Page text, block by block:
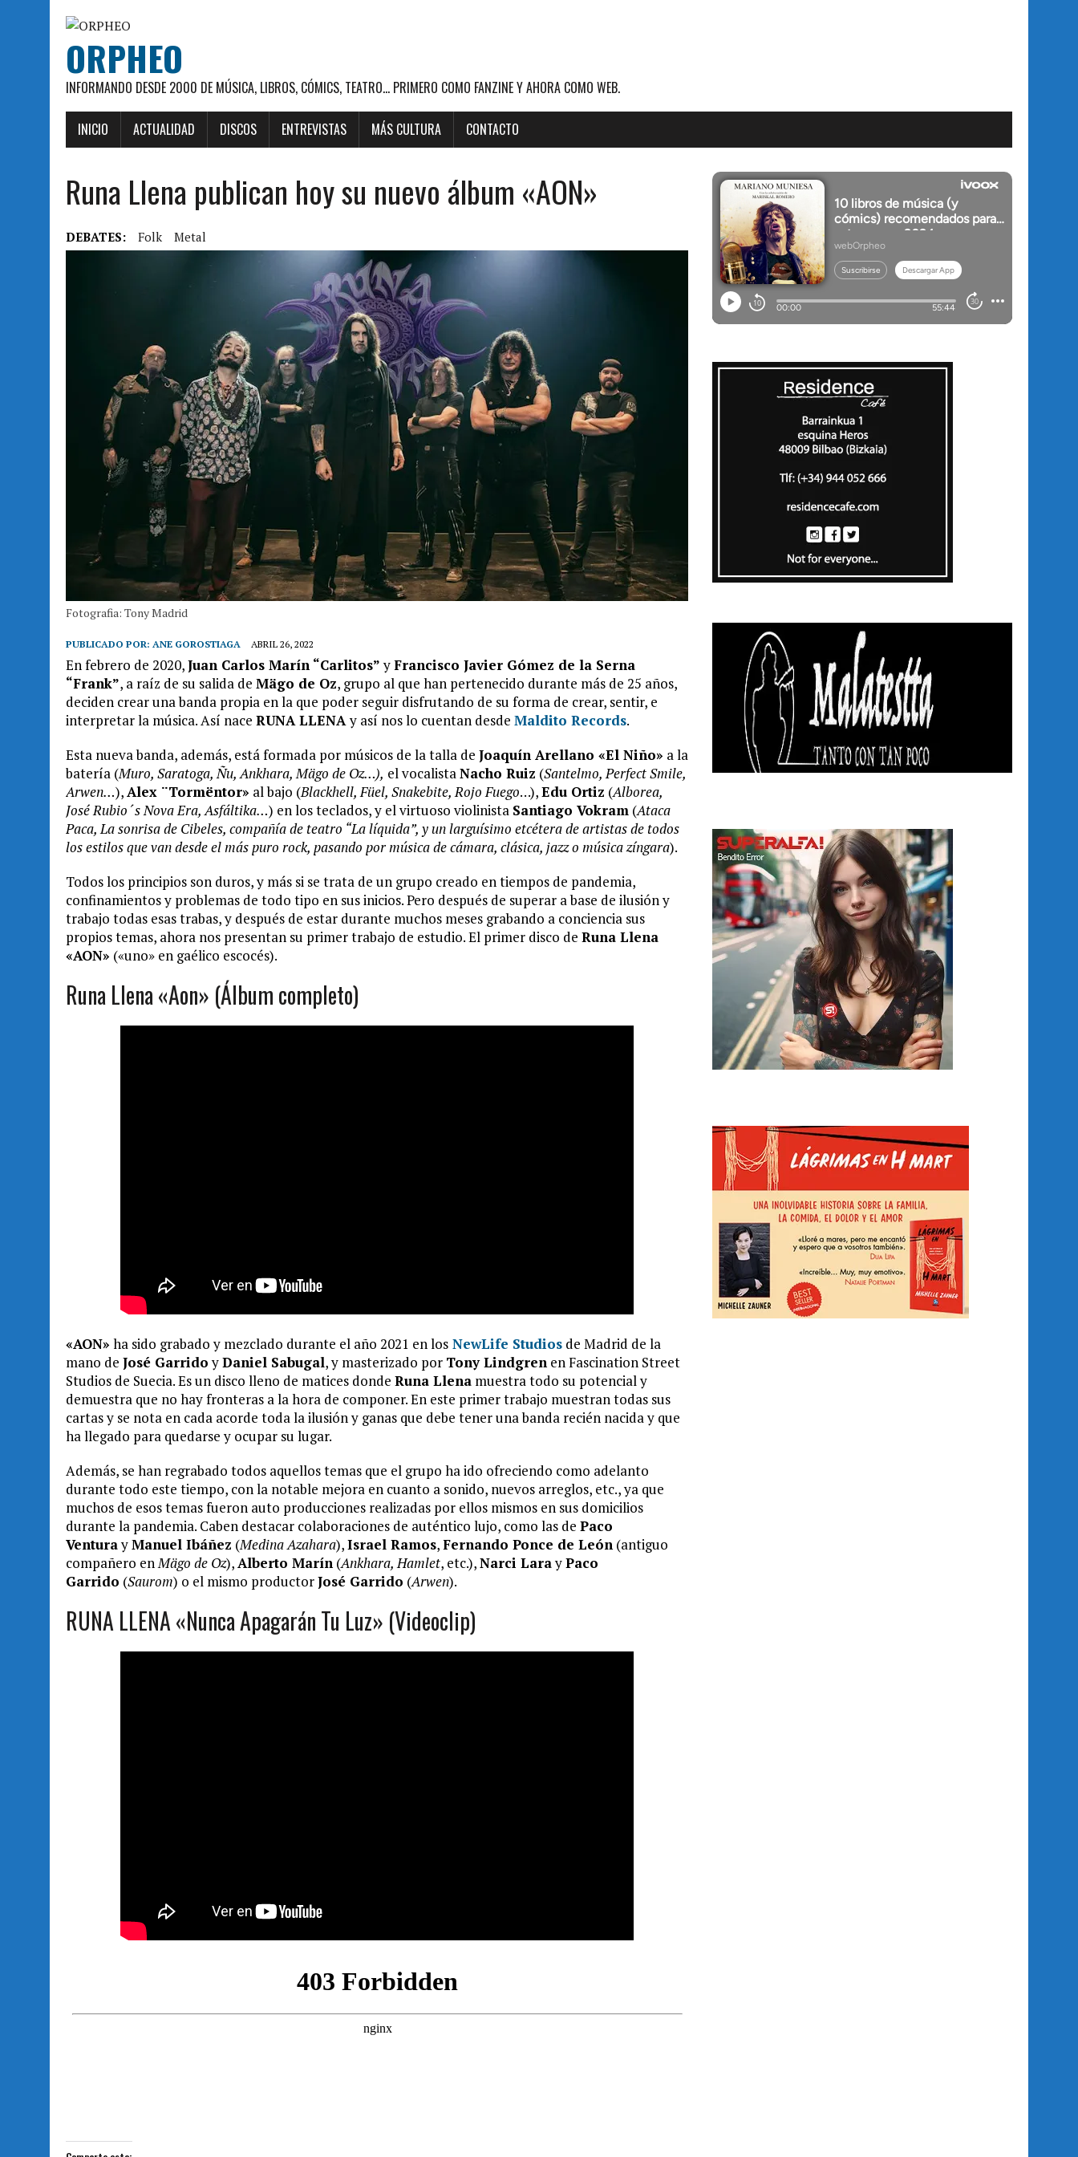
ORPHEO
INFORMANDO DESDE 2000 DE MÚSICA, LIBROS, CÓMICS, TEATRO... PRIMERO COMO FANZINE Y AHORA COMO WEB.
INICIO ACTUALIDAD DISCOS ENTREVISTAS MÁS CULTURA CONTACTO
Runa Llena publican hoy su nuevo álbum «AON»
DEBATES: Folk Metal
Fotografia: Tony Madrid
PUBLICADO POR: ANE GOROSTIAGA ABRIL 26, 2022
En febrero de 2020,Juan Carlos Marín “Carlitos”yFrancisco Javier Gómez de la Serna
“Frank”, a raíz de su salida de Mägo de Oz, grupo al que han pertenecido durante más de 25 años,
deciden crear una banda propia en la que poder seguir disfrutando de su forma de crear, sentir, e
interpretar la música. Así nace RUNA LLENAy así nos lo cuentan desde Maldito Records.
Esta nueva banda, además, está formada por músicos de la talla de Joaquín Arellano «El Niño» a la
batería (Muro, Saratoga, Ñu, Ankhara, Mägo de Oz…), el vocalistaNacho Ruiz (Santelmo, Perfect Smile,
Arwen…),Alex ¨Tormëntor» al bajo (Blackhell, Füel, Snakebite, Rojo Fuego…),Edu Ortiz (Alborea,
José Rubio´s Nova Era, Asfáltika…) en los teclados, y el virtuoso violinista Santiago Vokram (Ataca
Paca, La sonrisa de Cibeles, compañía de teatro “La líquida”, y un larguísimo etcétera de artistas de todos
los estilos que van desde el más puro rock, pasando por música de cámara, clásica, jazz o música zíngara).
Todos los principios son duros, y más si se trata de un grupo creado en tiempos de pandemia,
confinamientos y problemas de todo tipo en sus inicios. Pero después de superar a base de ilusión y
trabajo todas esas trabas, y después de estar durante muchos meses grabando a conciencia sus
propios temas, ahora nos presentan su primer trabajo de estudio. El primer disco de Runa Llena
«AON» («uno» en gaélico escocés).
Runa Llena «Aon» (Álbum completo)
«AON» ha sido grabado y mezclado durante el año 2021 en los NewLife Studios de Madrid de la
mano de José GarridoyDaniel Sabugal, y masterizado por Tony Lindgren en Fascination Street
Studios de Suecia. Es un disco lleno de matices donde Runa Llena muestra todo su potencial y
demuestra que no hay fronteras a la hora de componer. En este primer trabajo muestran todas sus
cartas y se nota en cada acorde toda la ilusión y ganas que debe tener una banda recién nacida y que
ha llegado para quedarse y ocupar su lugar.
Además, se han regrabado todos aquellos temas que el grupo ha ido ofreciendo como adelanto
durante todo este tiempo, con la notable mejora en cuanto a sonido, nuevos arreglos, etc., ya que
muchos de esos temas fueron auto producciones realizadas por ellos mismos en sus domicilios
durante la pandemia. Caben destacar colaboraciones de auténtico lujo, como las de Paco
VenturayManuel Ibáñez (Medina Azahara),Israel Ramos,Fernando Ponce de León (antiguo
compañero enMägo de Oz),Alberto Marín (Ankhara, Hamlet, etc.),Narci LarayPaco
Garrido (Saurom) o el mismo productorJosé Garrido (Arwen).
RUNA LLENA «Nunca Apagarán Tu Luz» (Videoclip)